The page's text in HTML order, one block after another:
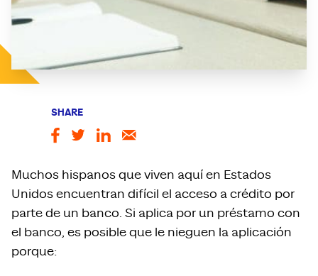
SHARE
Muchos hispanos que viven aquí en Estados
Unidos encuentran difícil el acceso a crédito por
parte de un banco. Si aplica por un préstamo con
el banco, es posible que le nieguen la aplicación
porque: